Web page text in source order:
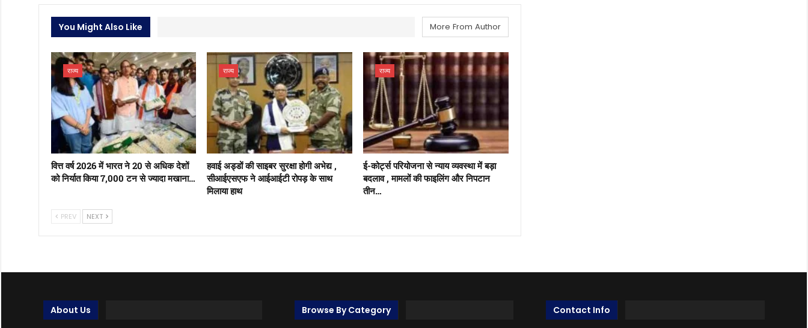
You Might Also Like More From Author
राज्य
वित्त वर्ष 2026 में भारत ने 20 से अधिक देशों
को निर्यात किया 7,000 टन से ज्यादा मखाना…
राज्य
हवाई अड्डों की साइबर सुरक्षा होगी अभेद्य ,
सीआईएसएफ ने आईआईटी रोपड़ के साथ
मिलाया हाथ
राज्य
ई-कोर्ट्स परियोजना से न्याय व्यवस्था में बड़ा
बदलाव , मामलों की फाइलिंग और निपटान
तीन…
PREV NEXT
About Us Browse By Category Contact Info